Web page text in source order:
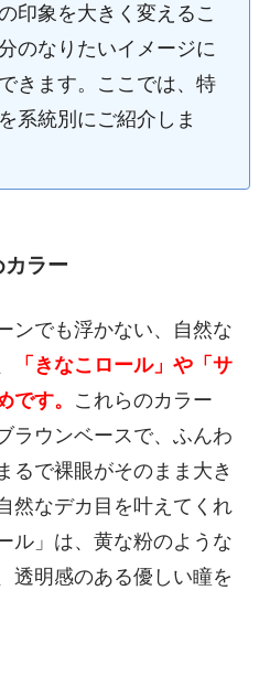
印象を大きく変えるこ
のなりたいイメージに
きます。ここでは、特
系統別にご紹介しま
ラー
ンでも浮かない、自然な
「きなこロール」や「サ
です。
これらのカラー
ラウンベースで、ふんわ
るで裸眼がそのまま大き
然なデカ目を叶えてくれ
ル」は、黄な粉のような
透明感のある優しい瞳を